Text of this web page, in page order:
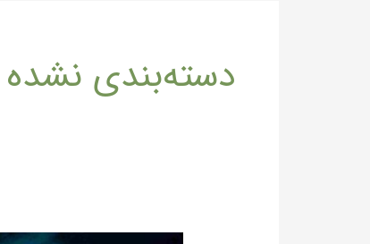
دسته‌بندی نشده